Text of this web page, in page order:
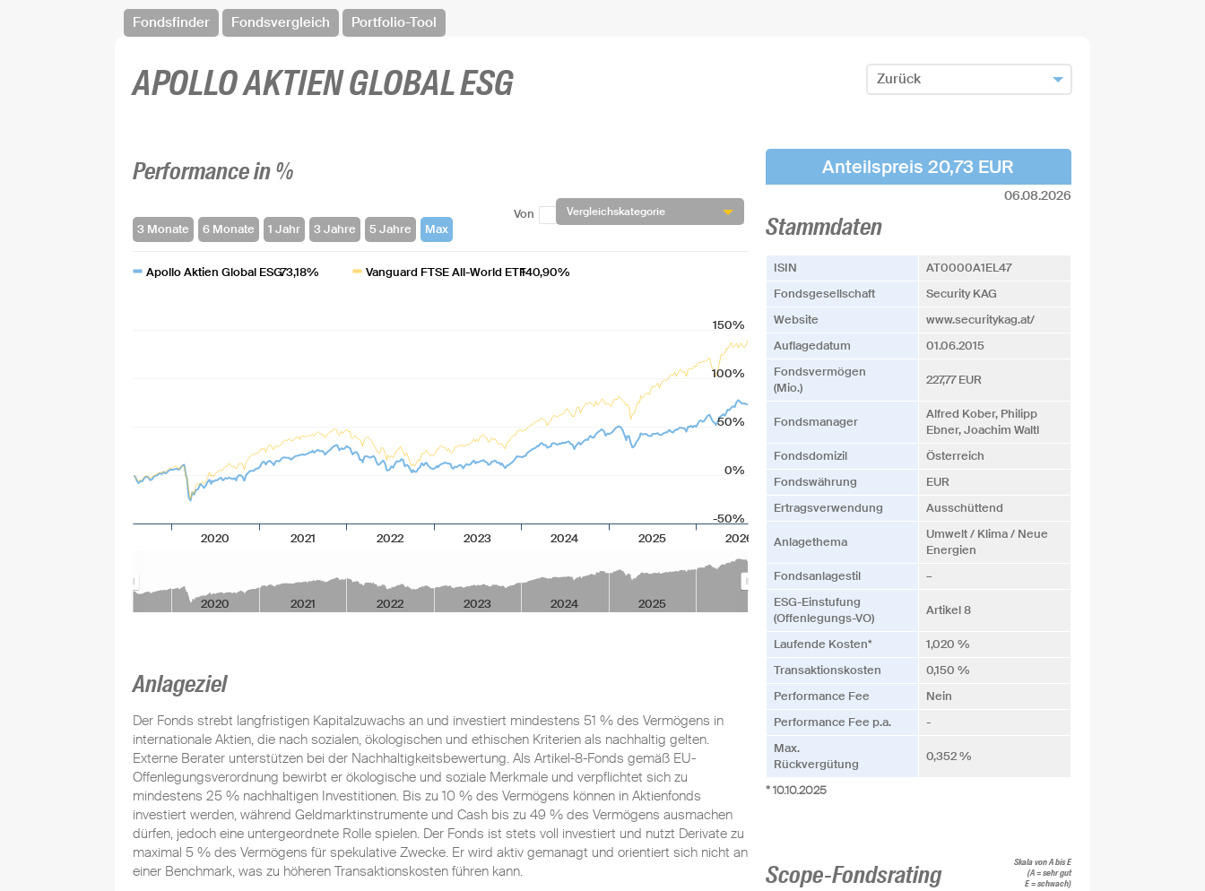
Fondsfinder Fondsvergleich Portfolio-Tool
APOLLO AKTIEN GLOBAL ESG
Zurück
Performance in %
Vergleichskategorie
Von Bis
Apollo Aktien Global ESG73,18% Vanguard FTSE All-World ETF140,90%
2020 2021 2022 2023 2024 2025 2026
-50%
0%
50%
100%
150%
2020 2021 2022 2023 2024 2025
Anlageziel
Der Fonds strebt langfristigen Kapitalzuwachs an und investiert mindestens 51 % des Vermögens in
internationale Aktien, die nach sozialen, ökologischen und ethischen Kriterien als nachhaltig gelten.
Externe Berater unterstützen bei der Nachhaltigkeitsbewertung. Als Artikel-8-Fonds gemäß EU-
Offenlegungsverordnung bewirbt er ökologische und soziale Merkmale und verpflichtet sich zu
mindestens 25 % nachhaltigen Investitionen. Bis zu 10 % des Vermögens können in Aktienfonds
investiert werden, während Geldmarktinstrumente und Cash bis zu 49 % des Vermögens ausmachen
dürfen, jedoch eine untergeordnete Rolle spielen. Der Fonds ist stets voll investiert und nutzt Derivate zu
maximal 5 % des Vermögens für spekulative Zwecke. Er wird aktiv gemanagt und orientiert sich nicht an
einer Benchmark, was zu höheren Transaktionskosten führen kann.
Anteilspreis 20,73 EUR
06.08.2026
Stammdaten
ISIN
AT0000A1EL47
Fonds­­gesellschaft
Security KAG
Website
www.securitykag.at/
Auflagedatum
01.06.2015
Fonds­vermögen
(Mio.)
227,77 EUR
Fonds­manager
Alfred Kober, Philipp
Ebner, Joachim Waltl
Fonds­domizil
Österreich
Fonds­währung
EUR
Ertrags­verwendung
Ausschüttend
Anlagethema
Umwelt / Klima / Neue
Energien
Fonds­anlagestil
–
ESG-Einstufung
(Offenlegungs-VO)
Artikel 8
Laufende Kosten*
1,020 %
Transaktionskosten
0,150 %
Performance Fee
Nein
Performance Fee p.a.
-
Max.
Rückvergütung
0,352 %
* 10.10.2025
Scope-Fondsrating
Skala von A bis E
(A = sehr gut
E = schwach)